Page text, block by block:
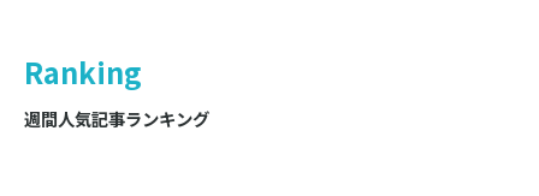
Ranking
週間人気記事ランキング